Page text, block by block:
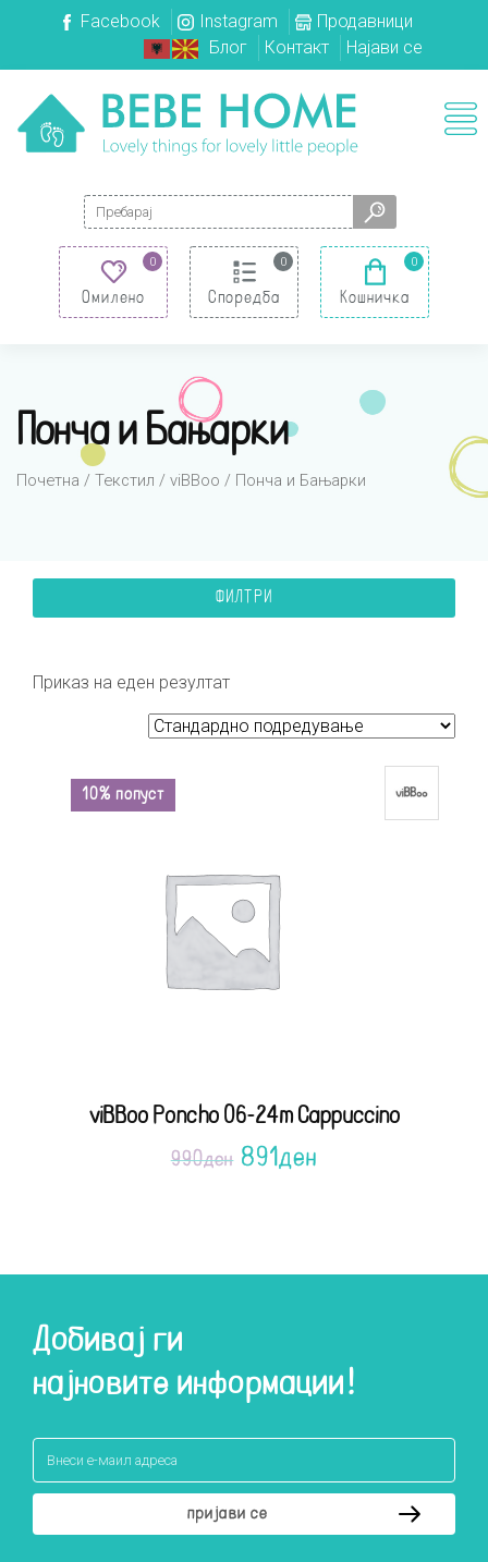
Facebook Instagram
Продавници
Блог
Контакт Најави се
Search for:
0
Омилено
0
Споредба
0
Кошничка
Понча и Бањарки
Почетна / Текстил / viBBoo / Понча и Бањарки
ФИЛТРИ
Приказ на еден резултат
10% попуст
viBBoo Poncho 06-24m Cappuccino
990ден 891ден
Добивај ги
најновите информации!